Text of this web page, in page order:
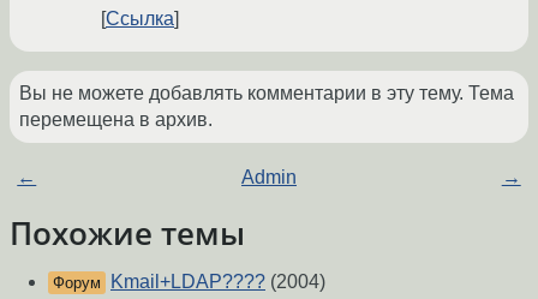
Ссылка
Вы не можете добавлять комментарии в эту тему. Тема
перемещена в архив.
← Admin →
Похожие темы
Форум Kmail+LDAP???? (2004)